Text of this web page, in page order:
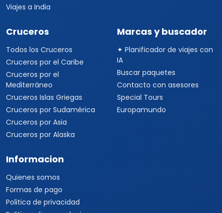
Viajes a India
Cruceros
Todos los Cruceros
Cruceros por el Caribe
Cruceros por el
Mediterráneo
Cruceros Islas Griegas
Cruceros por Sudamérica
Cruceros por Asia
Cruceros por Alaska
Marcas y buscador
✦ Planificador de viajes con
IA
Buscar paquetes
Contacto con asesores
Special Tours
Europamundo
Informacion
Quienes somos
Formas de pago
Politica de privacidad